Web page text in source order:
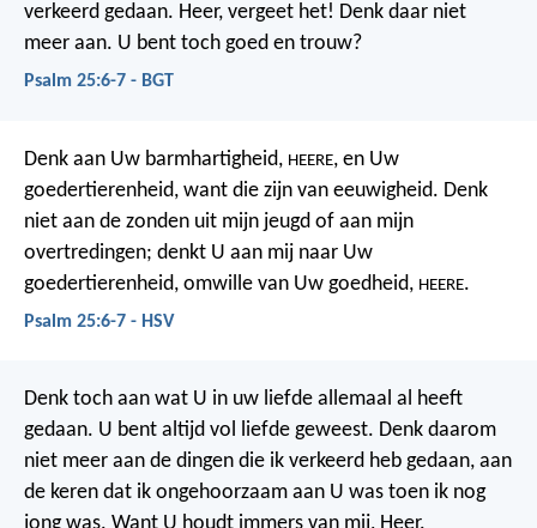
verkeerd gedaan. Heer, vergeet het! Denk daar niet
meer aan. U bent toch goed en trouw?
Psalm 25:6-7 - BGT
Denk aan Uw barmhartigheid, HEERE, en Uw
goedertierenheid, want die zijn van eeuwigheid. Denk
niet aan de zonden uit mijn jeugd of aan mijn
overtredingen; denkt U aan mij naar Uw
goedertierenheid, omwille van Uw goedheid, HEERE.
Psalm 25:6-7 - HSV
Denk toch aan wat U in uw liefde allemaal al heeft
gedaan. U bent altijd vol liefde geweest. Denk daarom
niet meer aan de dingen die ik verkeerd heb gedaan, aan
de keren dat ik ongehoorzaam aan U was toen ik nog